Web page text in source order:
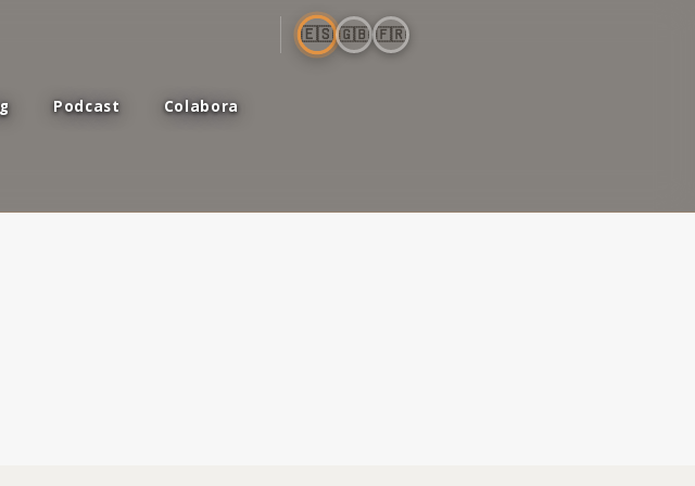
Podcast Colabora
🇪🇸 🇬🇧 🇫🇷